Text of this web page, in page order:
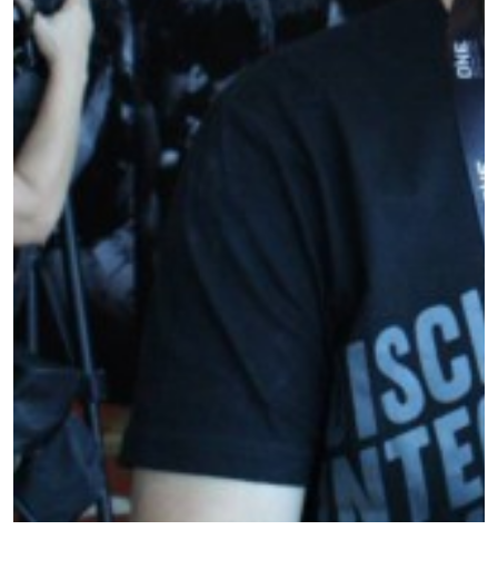
อีเวนต์
ดูไฮไลต์การแข่งขัน
สมัครเพื่อไม่พลาดข่าวเด็ด
เพื่อไม่พลาดข่าวสารของ ONE รีบลงทะเบียนตอนนี้
เพื่อรับข้อมูลอัปเดตล่าสุดก่อนใคร รวมทั้งข้อเสนอ
และสิทธิพิเศษในการเลือกที่นั่งที่ดีที่สุดในสนาม
อีเมล
ชื่อ